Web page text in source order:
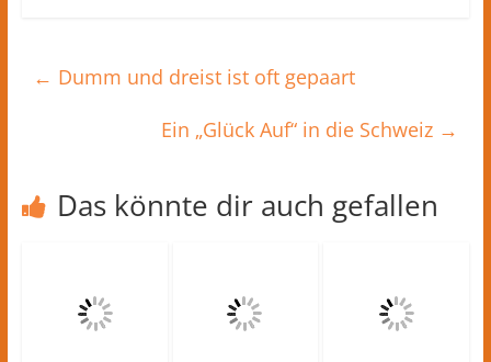
← Dumm und dreist ist oft gepaart
Ein „Glück Auf“ in die Schweiz →
Das könnte dir auch gefallen